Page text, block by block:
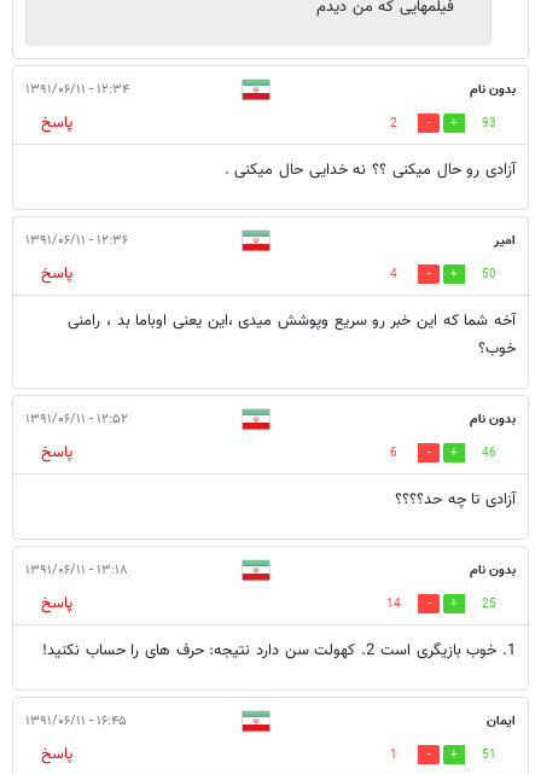
فیلمهایی که من دیدم
بدون نام ۱۲:۳۴ - ۱۳۹۱/۰۶/۱۱
93
2
پاسخ
آزادی رو حال میکنی ؟؟ نه خدایی حال میکنی .
امیر ۱۲:۳۶ - ۱۳۹۱/۰۶/۱۱
50
4
پاسخ
آخه شما که این خبر رو سریع وپوشش میدی ،این یعنی اوباما بد ، رامنی
خوب؟
بدون نام ۱۲:۵۲ - ۱۳۹۱/۰۶/۱۱
46
6
پاسخ
آزادی تا چه حد؟؟؟؟
بدون نام ۱۳:۱۸ - ۱۳۹۱/۰۶/۱۱
25
14
پاسخ
1. خوب بازیگری است 2. کهولت سن دارد نتیجه: حرف های را حساب نکنید!
ایمان ۱۶:۴۵ - ۱۳۹۱/۰۶/۱۱
51
1
پاسخ